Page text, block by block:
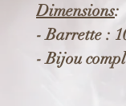
Dimensions:
- Barrette :
- Bijou